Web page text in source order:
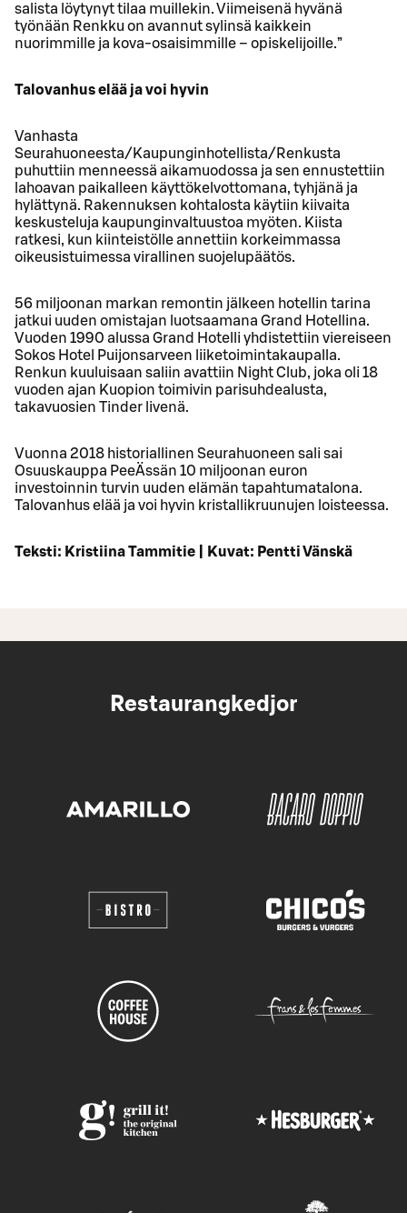
salista löytynyt tilaa muillekin. Viimeisenä hyvänä
työnään Renkku on avannut sylinsä kaikkein
nuorimmille ja kova-osaisimmille – opiskelijoille.”
Talovanhus elää ja voi hyvin
Vanhasta
Seurahuoneesta/Kaupunginhotellista/Renkusta
puhuttiin menneessä aikamuodossa ja sen ennustettiin
lahoavan paikalleen käyttökelvottomana, tyhjänä ja
hylättynä. Rakennuksen kohtalosta käytiin kiivaita
keskusteluja kaupunginvaltuustoa myöten. Kiista
ratkesi, kun kiinteistölle annettiin korkeimmassa
oikeusistuimessa virallinen suojelupäätös.
56 miljoonan markan remontin jälkeen hotellin tarina
jatkui uuden omistajan luotsaamana Grand Hotellina.
Vuoden 1990 alussa Grand Hotelli yhdistettiin viereiseen
Sokos Hotel Puijonsarveen liiketoimintakaupalla.
Renkun kuuluisaan saliin avattiin Night Club, joka oli 18
vuoden ajan Kuopion toimivin parisuhdealusta,
takavuosien Tinder livenä.
Vuonna 2018 historiallinen Seurahuoneen sali sai
Osuuskauppa PeeÄssän 10 miljoonan euron
investoinnin turvin uuden elämän tapahtumatalona.
Talovanhus elää ja voi hyvin kristallikruunujen loisteessa.
Teksti: Kristiina Tammitie | Kuvat: Pentti Vänskä
Restaurangkedjor